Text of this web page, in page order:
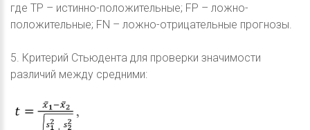
где TP – истинно-положительные; FP – ложно-
положительные; FN – ложно-отрицательные прогнозы.
5. Критерий Стьюдента для проверки значимости
различий между средними: